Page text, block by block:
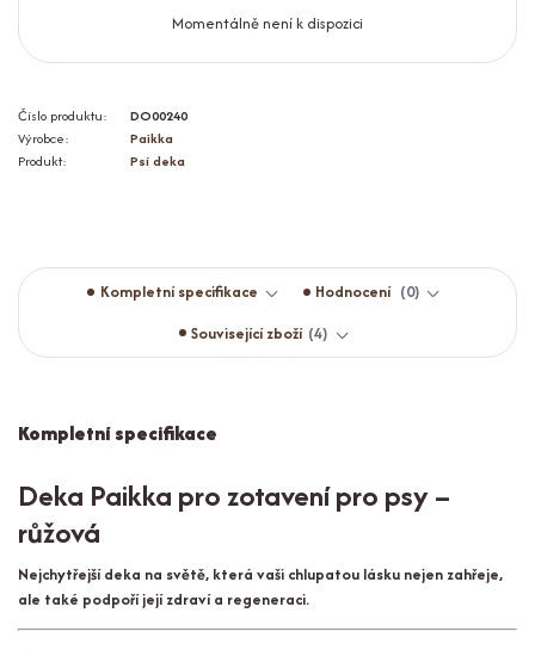
Momentálně není k dispozici
Číslo produktu:
DO00240
Výrobce:
Paikka
Produkt:
Psí deka
Kompletní specifikace Hodnocení
0
Související zboží 4
Kompletní specifikace
Deka Paikka pro zotavení pro psy –
růžová
Nejchytřejší deka na světě, která vaši chlupatou lásku nejen zahřeje,
ale také podpoří její zdraví a regeneraci.